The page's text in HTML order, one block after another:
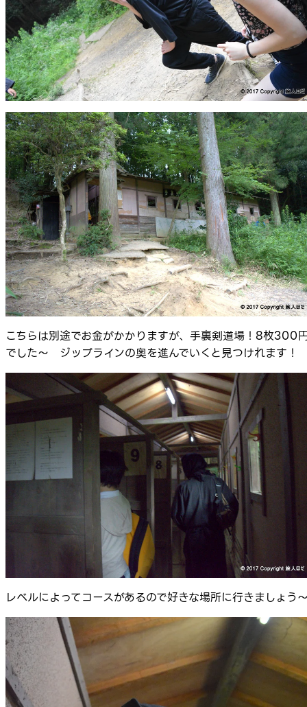
こちらは別途でお金がかかりますが、手裏剣道場！8枚300
でした～ ジップラインの奥を進んでいくと見つけれます！
レベルによってコースがあるので好きな場所に行きましょう